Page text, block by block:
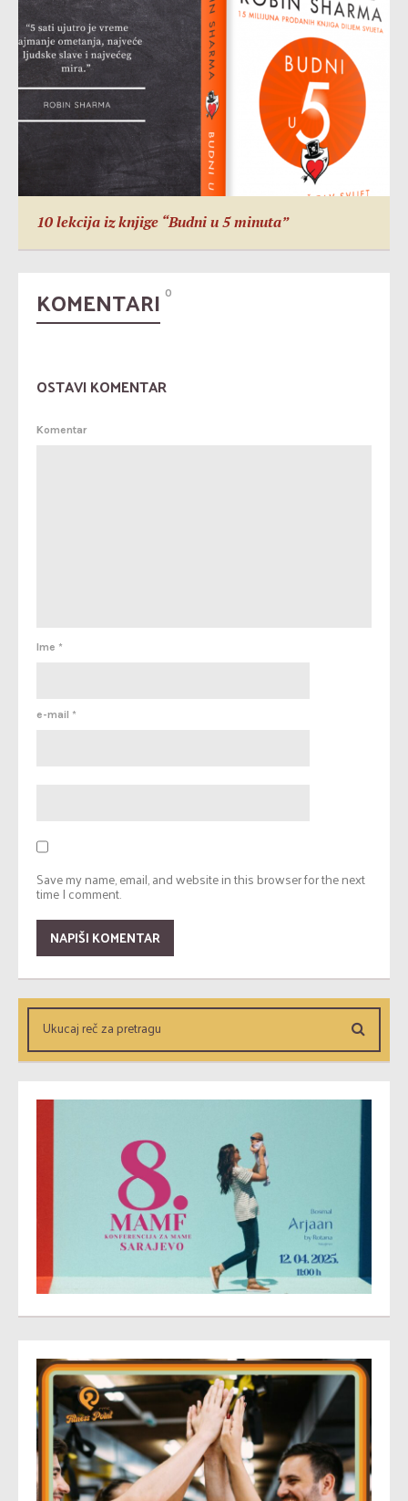
10 lekcija iz knjige “Budni u 5 minuta”
KOMENTARI 0
OSTAVI KOMENTAR
Komentar
Ime *
e-mail *
Save my name, email, and website in this browser for the next
time I comment.